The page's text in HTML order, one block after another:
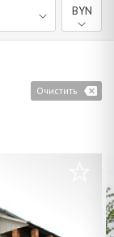
BYN
Очистить